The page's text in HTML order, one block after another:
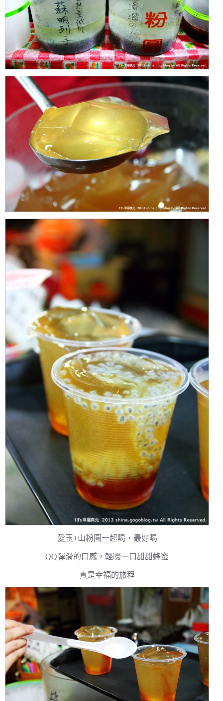
愛玉+山粉圓一起喝，最好喝
QQ彈滑的口感，輕啜一口甜甜蜂蜜
真是幸福的旅程